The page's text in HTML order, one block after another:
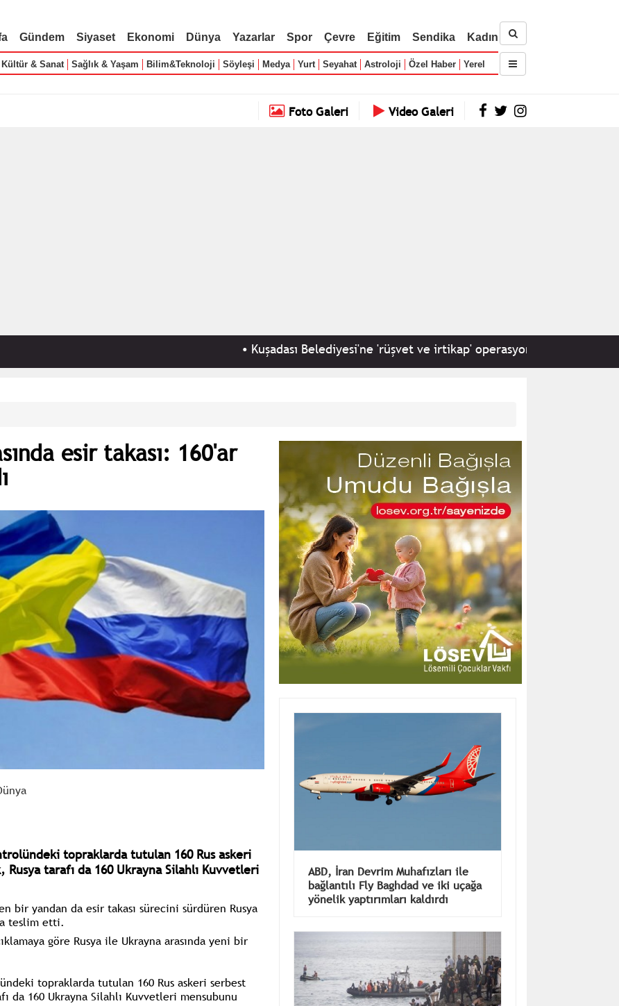
Gündem Siyaset Ekonomi Dünya Yazarlar Spor Çevre Eğitim Sendika Kadın
Kültür & Sanat Sağlık & Yaşam Bilim&Teknoloji Söyleşi Medya Yurt Seyahat Astroloji Özel Haber Yerel
Foto Galeri Video Galeri
Kuşadası Belediyesi'ne 'rüşvet ve irtikap' operasyonu: 22 kişi hakkında
esir takası: 160'ar
topraklarda tutulan 160 Rus askeri
Rusya tarafı da 160 Ukrayna Silahlı Kuvvetleri
bir yandan da esir takası sürecini sürdüren Rusya
teslim etti.
göre Rusya ile Ukrayna arasında yeni bir
topraklarda tutulan 160 Rus askeri serbest
da 160 Ukrayna Silahlı Kuvvetleri mensubunu
ABD, İran Devrim Muhafızları ile
bağlantılı Fly Baghdad ve iki uçağa